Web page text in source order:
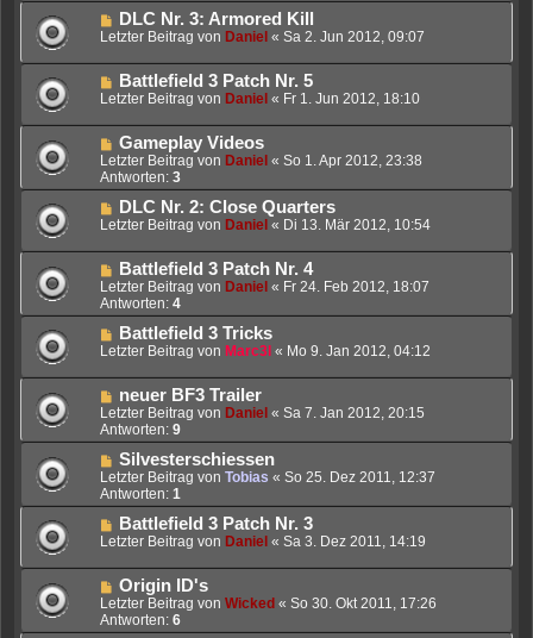
DLC Nr. 3: Armored Kill
Letzter Beitrag von Daniel « Sa 2. Jun 2012, 09:07
Battlefield 3 Patch Nr. 5
Letzter Beitrag von Daniel « Fr 1. Jun 2012, 18:10
Gameplay Videos
Letzter Beitrag von Daniel « So 1. Apr 2012, 23:38
Antworten: 3
DLC Nr. 2: Close Quarters
Letzter Beitrag von Daniel « Di 13. Mär 2012, 10:54
Battlefield 3 Patch Nr. 4
Letzter Beitrag von Daniel « Fr 24. Feb 2012, 18:07
Antworten: 4
Battlefield 3 Tricks
Letzter Beitrag von Marc3l « Mo 9. Jan 2012, 04:12
neuer BF3 Trailer
Letzter Beitrag von Daniel « Sa 7. Jan 2012, 20:15
Antworten: 9
Silvesterschiessen
Letzter Beitrag von Tobias « So 25. Dez 2011, 12:37
Antworten: 1
Battlefield 3 Patch Nr. 3
Letzter Beitrag von Daniel « Sa 3. Dez 2011, 14:19
Origin ID's
Letzter Beitrag von Wicked « So 30. Okt 2011, 17:26
Antworten: 6